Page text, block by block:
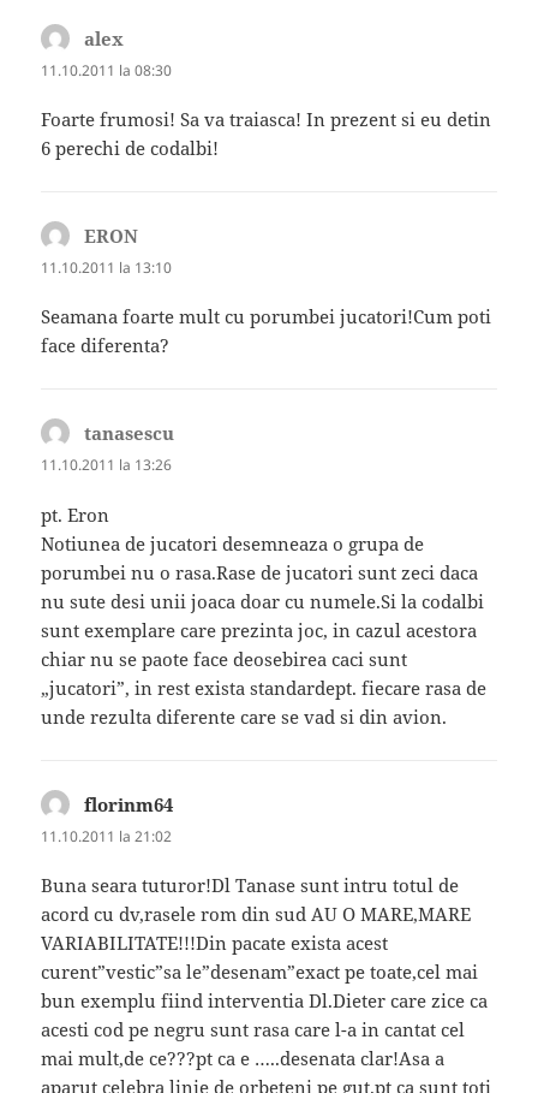
alex
11.10.2011 la 08:30
Foarte frumosi! Sa va traiasca! In prezent si eu detin
6 perechi de codalbi!
ERON
11.10.2011 la 13:10
Seamana foarte mult cu porumbei jucatori!Cum poti
face diferenta?
tanasescu
11.10.2011 la 13:26
pt. Eron
Notiunea de jucatori desemneaza o grupa de
porumbei nu o rasa.Rase de jucatori sunt zeci daca
nu sute desi unii joaca doar cu numele.Si la codalbi
sunt exemplare care prezinta joc, in cazul acestora
chiar nu se paote face deosebirea caci sunt
„jucatori”, in rest exista standardept. fiecare rasa de
unde rezulta diferente care se vad si din avion.
florinm64
11.10.2011 la 21:02
Buna seara tuturor!Dl Tanase sunt intru totul de
acord cu dv,rasele rom din sud AU O MARE,MARE
VARIABILITATE!!!Din pacate exista acest
curent”vestic”sa le”desenam”exact pe toate,cel mai
bun exemplu fiind interventia Dl.Dieter care zice ca
acesti cod pe negru sunt rasa care l-a in cantat cel
mai mult,de ce???pt ca e …..desenata clar!Asa a
aparut celebra linie de orbeteni pe gut.pt ca sunt toti